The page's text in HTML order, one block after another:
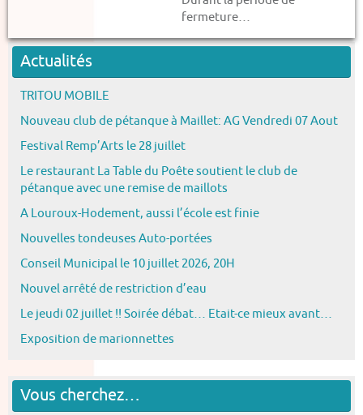
fermeture…
Actualités
TRITOU MOBILE
Nouveau club de pétanque à Maillet: AG Vendredi 07 Aout
Festival Remp’Arts le 28 juillet
Le restaurant La Table du Poête soutient le club de
pétanque avec une remise de maillots
A Louroux-Hodement, aussi l’école est finie
Nouvelles tondeuses Auto-portées
Conseil Municipal le 10 juillet 2026, 20H
Nouvel arrêté de restriction d’eau
Le jeudi 02 juillet !! Soirée débat… Etait-ce mieux avant…
Exposition de marionnettes
Vous cherchez…